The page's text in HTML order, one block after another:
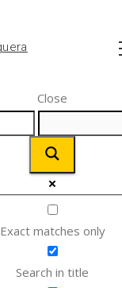
Close
Exact matches only
Search in title